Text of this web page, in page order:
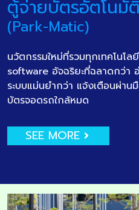
ตู้จ่ายบัตรอัตโนมัติ
(Park-Matic)
นวัตกรรมใหม่ที่รวมทุกเทคโนโ
software อัจฉริยะที่ฉลาดกว่า
ระบบแม่นยำกว่า แจ้งเตือนผ่า
บัตรจอดรถใกล้หมด
SEE MORE